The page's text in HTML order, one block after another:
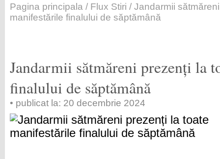
Pagina principala / Flux Stiri / Jandarmii
manifestările finalului de săptămână
Jandarmii sătmăreni prezenți la
finalului de săptămână
• publicat la: 20 decembrie 2024